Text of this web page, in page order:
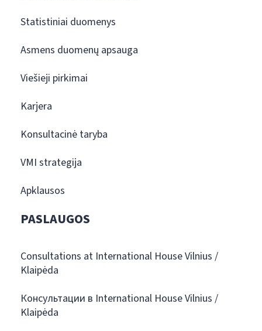
Statistiniai duomenys
Asmens duomenų apsauga
Viešieji pirkimai
Karjera
Konsultacinė taryba
VMI strategija
Apklausos
PASLAUGOS
Consultations at International House Vilnius /
Klaipėda
Консультации в International House Vilnius /
Klaipėda